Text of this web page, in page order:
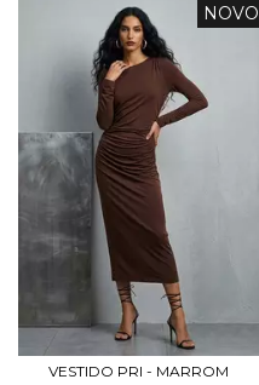
NOVO
VESTIDO PRI - MARROM